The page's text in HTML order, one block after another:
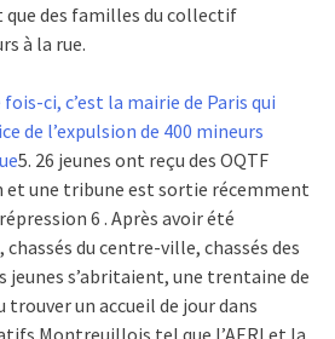
que des familles du collectif
à la rue.
ci, c’est la mairie de Paris qui
de l’expulsion de 400 mineurs
5. 26 jeunes ont reçu des OQTF
et une tribune est sortie récemment
6 . Après avoir été
du centre-ville, chassés des
jeunes s’abritaient, une trentaine de
un accueil de jour dans
Montreuillois tel que l’AERI et la